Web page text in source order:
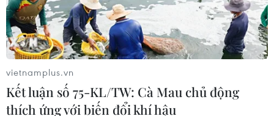
TIN CÙNG CHUYÊN MỤC
66 đoàn võ thuật lần đầu tiên
hội tụ tại Festival Võ thuật quốc tế Hà
Nội 2026
08/08/2026 02:26
vietnamplus.vn
Kết luận số 75-KL/TW: Cà Mau chủ động
thích ứng với biến đổi khí hậu